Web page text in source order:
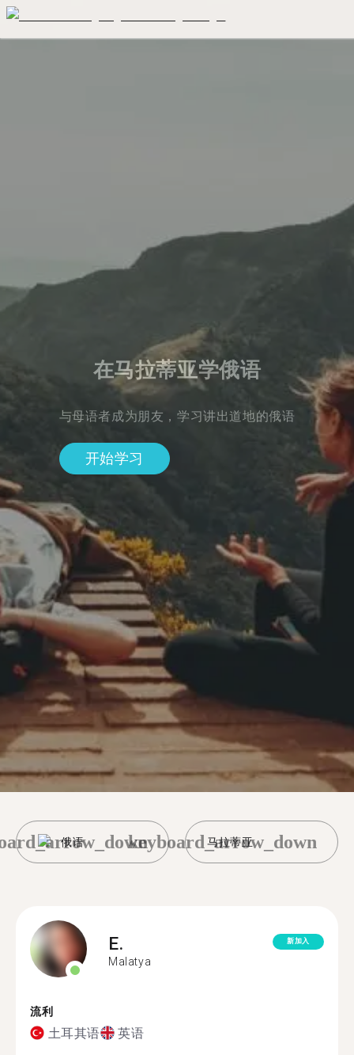
在马拉蒂亚学俄语
与母语者成为朋友，学习讲出道地的俄语
开始学习
俄语 马拉蒂亚
keyboard_arrow_down
E.
Malatya
新加入
流利
土耳其语 英语